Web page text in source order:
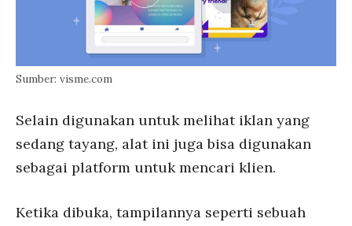
Sumber: visme.com
Selain digunakan untuk melihat iklan yang
sedang tayang, alat ini juga bisa digunakan
sebagai platform untuk mencari klien.
Ketika dibuka, tampilannya seperti sebuah